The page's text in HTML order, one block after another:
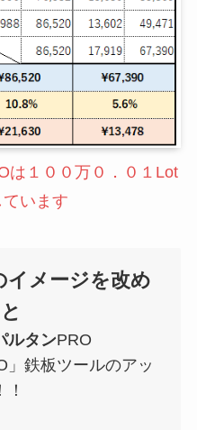
は１００万０．０１Lot
います
イメージを改め
ルタンPRO
鉄板ツールのアッ